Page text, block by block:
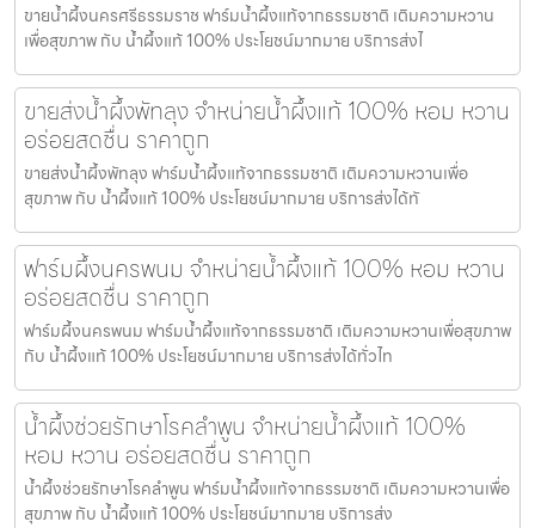
ขายน้ำผึ้งนครศรีธรรมราช ฟาร์มน้ำผึ้งแท้จากธรรมชาติ เติมความหวาน
เพื่อสุขภาพ กับ น้ำผึ้งแท้ 100% ประโยชน์มากมาย บริการส่งไ
ขายส่งน้ำผึ้งพัทลุง จำหน่ายน้ำผึ้งแท้ 100% หอม หวาน
อร่อยสดชื่น ราคาถูก
ขายส่งน้ำผึ้งพัทลุง ฟาร์มน้ำผึ้งแท้จากธรรมชาติ เติมความหวานเพื่อ
สุขภาพ กับ น้ำผึ้งแท้ 100% ประโยชน์มากมาย บริการส่งได้ทั
ฟาร์มผึ้งนครพนม จำหน่ายน้ำผึ้งแท้ 100% หอม หวาน
อร่อยสดชื่น ราคาถูก
ฟาร์มผึ้งนครพนม ฟาร์มน้ำผึ้งแท้จากธรรมชาติ เติมความหวานเพื่อสุขภาพ
กับ น้ำผึ้งแท้ 100% ประโยชน์มากมาย บริการส่งได้ทั่วไท
น้ำผึ้งช่วยรักษาโรคลำพูน จำหน่ายน้ำผึ้งแท้ 100%
หอม หวาน อร่อยสดชื่น ราคาถูก
น้ำผึ้งช่วยรักษาโรคลำพูน ฟาร์มน้ำผึ้งแท้จากธรรมชาติ เติมความหวานเพื่อ
สุขภาพ กับ น้ำผึ้งแท้ 100% ประโยชน์มากมาย บริการส่ง